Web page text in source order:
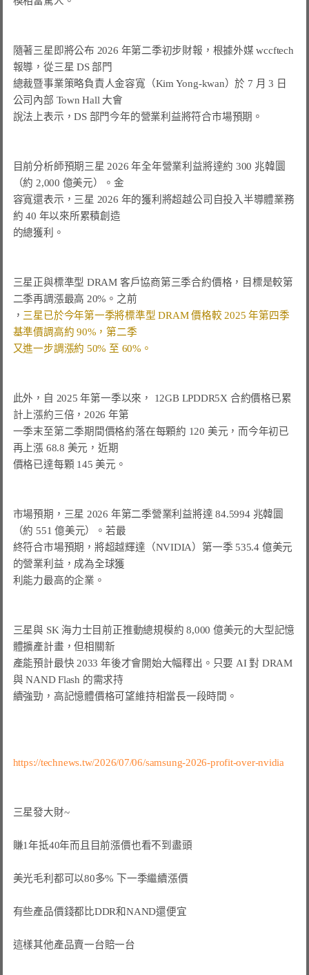
隨著三星即將公布 2026 年第二季初步財報，根據外媒 wccftech
報導，從三星 DS 部門
總裁暨事業策略負責人金容寬（Kim Yong-kwan）於 7 月 3 日
公司內部 Town Hall 大會
說法上表示，DS 部門今年的營業利益將符合市場預期。
目前分析師預期三星 2026 年全年營業利益將達約 300 兆韓圜
（約 2,000 億美元）。 金
容寬還表示，三星 2026 年的獲利將超越公司自投入半導體業務
約 40 年以來所累積創造
的總獲利。
三星正與標準型 DRAM 客戶協商第三季合約價格，目標是較第
二季再調漲最高 20%。 之前
， 三星已於今年第一季將標準型 DRAM 價格較 2025 年第四季
又進一步調漲約 50% 至 60%。
此外， 自 2025 年第一季以來， 12GB LPDDR5X 合約價格已累
一季末至第二季期間價格約落在每顆約 120 美元，而今年初已
價格已達每顆 145 美元。
市場預期，三星 2026 年第二季營業利益將達 84.5994 兆韓圜
（約 551 億美元）。若最
終符合市場預期，將超越輝達（NVIDIA）第一季 535.4 億美元
的營業利益，成為全球獲
利能力最高的企業。
三星與 SK 海力士目前正推動總規模約 8,000 億美元的大型記憶
體擴產計畫，但相關新
產能預計最快 2033 年後才會開始大幅釋出。只要 AI 對 DRAM
與 NAND Flash 的需求持
續強勁，高記憶體價格可望維持相當長一段時間。
https://technews.tw/2026/07/06/samsung-2026-profit-over-nvidia
三星發大財~
賺1年抵40年而且目前漲價也看不到盡頭
美光毛利都可以80多% 下一季繼續漲價
有些產品價錢都比DDR和NAND還便宜
這樣其他產品賣一台賠一台